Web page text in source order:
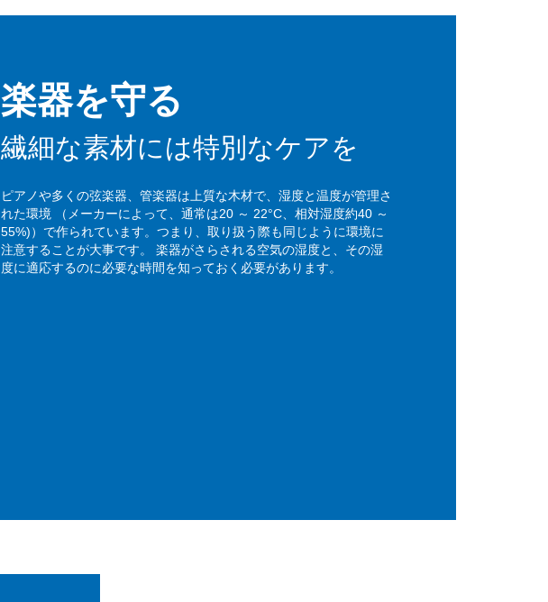
楽器を守る
繊細な素材には特別なケアを
ピアノや多くの弦楽器、管楽器は上質な木材で、湿度と温度が管理さ
れた環境 （メーカーによって、通常は20 ～ 22°C、相対湿度約40 ～
55%)）で作られています。つまり、取り扱う際も同じように環境に
注意することが大事です。 楽器がさらされる空気の湿度と、その湿
度に適応するのに必要な時間を知っておく必要があります。